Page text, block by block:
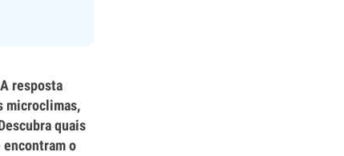
resposta
microclimas,
quais
encontram o